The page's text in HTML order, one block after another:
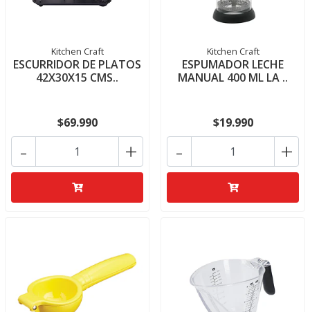
Kitchen Craft
ESCURRIDOR DE PLATOS
42X30X15 CMS..
$69.990
+
-
Kitchen Craft
ESPUMADOR LECHE
MANUAL 400 ML LA ..
$19.990
+
-